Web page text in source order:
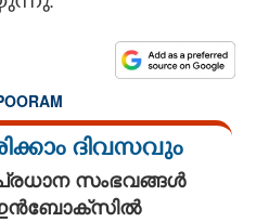
ദിവസവും
സംഭവങ്ങൾ
ഇൻബോക്സിൽ